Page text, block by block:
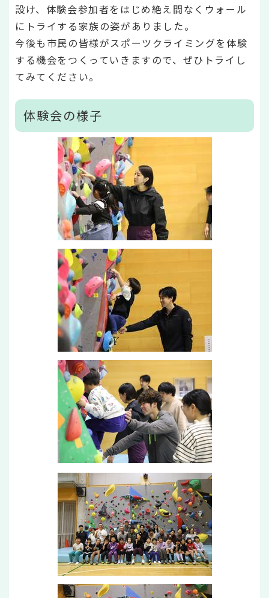
設け、体験会参加者をはじめ絶え間なくウォール
にトライする家族の姿がありました。
今後も市民の皆様がスポーツクライミングを体験
する機会をつくっていきますので、ぜひトライし
てみてください。
体験会の様子